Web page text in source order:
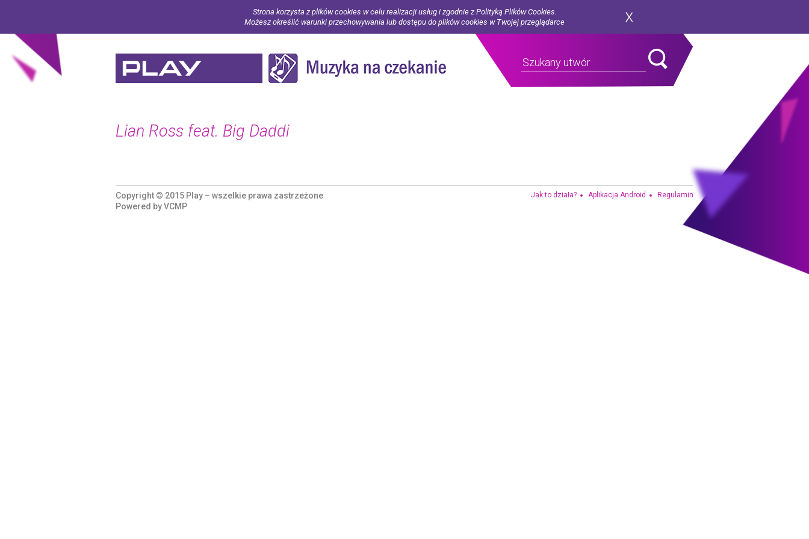
Strona korzysta z plików cookies w celu realizacji usług i zgodnie z Polityką Plików Cookies.
Możesz określić warunki przechowywania lub dostępu do plików cookies w Twojej przeglądarce
Lian Ross feat. Big Daddi
Copyright © 2015 Play – wszelkie prawa zastrzeżone
Powered byVCMP
Jak to działa? Aplikacja Android Regulamin